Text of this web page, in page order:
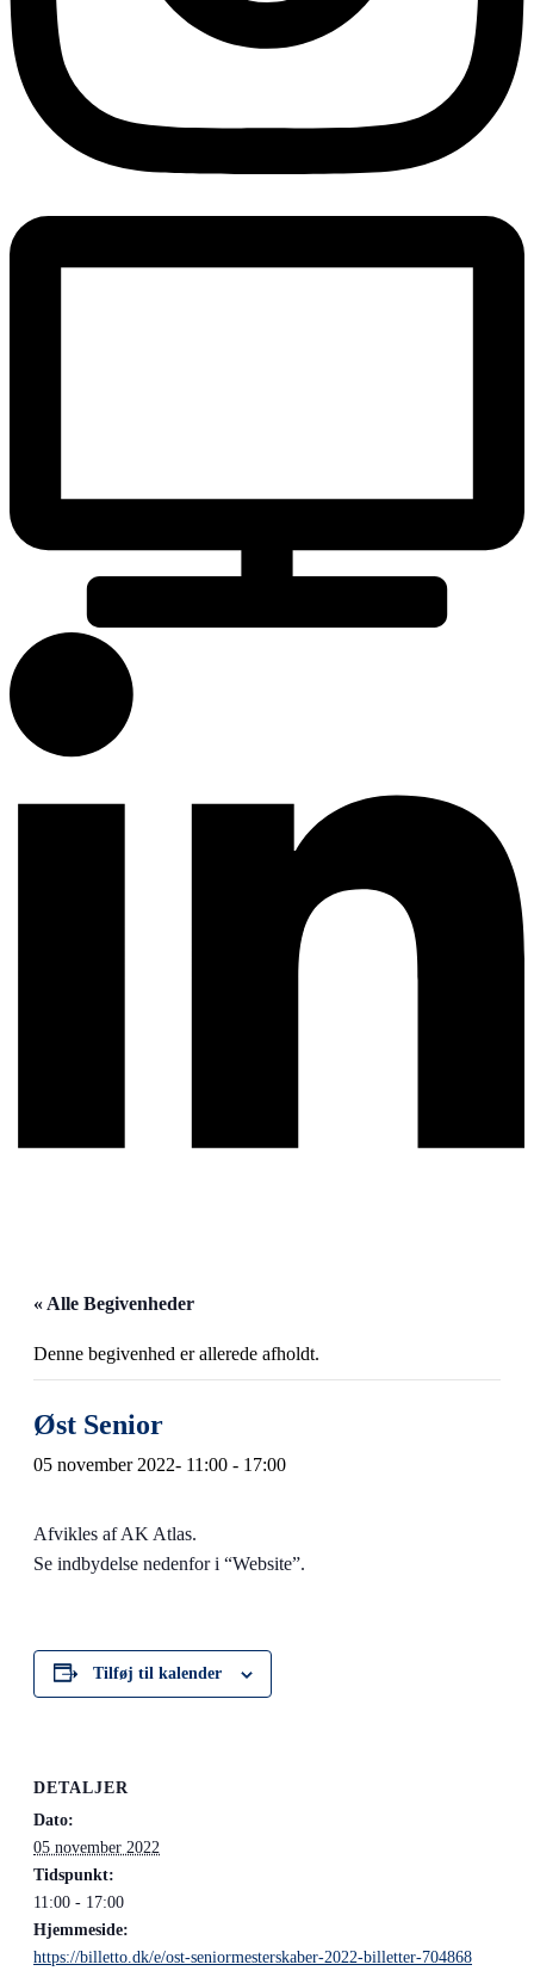
« Alle Begivenheder
Denne begivenhed er allerede afholdt.
Øst Senior
05 november 2022- 11:00 - 17:00
Afvikles af AK Atlas.
Se indbydelse nedenfor i “Website”.
Tilføj til kalender
DETALJER
Dato:
05 november 2022
Tidspunkt:
11:00 - 17:00
Hjemmeside:
https://billetto.dk/e/ost-seniormesterskaber-2022-billetter-704868